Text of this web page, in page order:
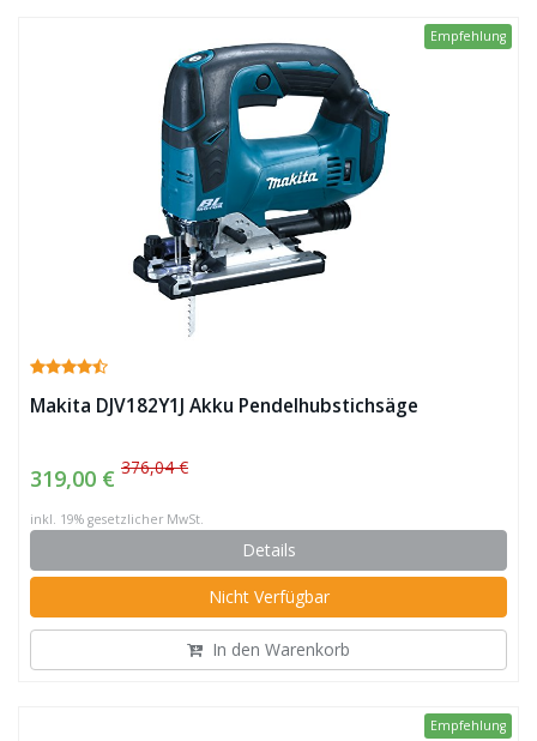
Empfehlung
Makita DJV182Y1J Akku Pendelhubstichsäge
319,00 € 376,04 €
inkl. 19% gesetzlicher MwSt.
Details
Nicht Verfügbar
In den Warenkorb
Empfehlung